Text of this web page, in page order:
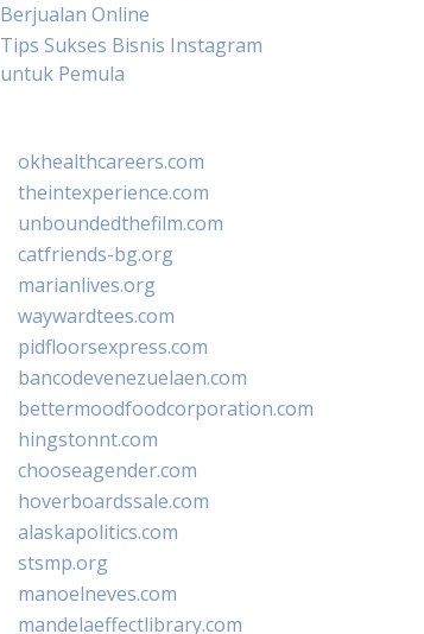
Berjualan Online
Tips Sukses Bisnis Instagram
untuk Pemula
okhealthcareers.com
theintexperience.com
unboundedthefilm.com
catfriends-bg.org
marianlives.org
waywardtees.com
pidfloorsexpress.com
bancodevenezuelaen.com
bettermoodfoodcorporation.com
hingstonnt.com
chooseagender.com
hoverboardssale.com
alaskapolitics.com
stsmp.org
manoelneves.com
mandelaeffectlibrary.com